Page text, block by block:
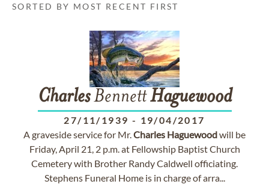
SORTED BY MOST RECENT FIRST
CharlesBennettHaguewood
27/11/1939 - 19/04/2017
A graveside service for Mr.Charles Haguewoodwill be
Friday, April 21, 2 p.m. at Fellowship Baptist Church
Cemetery with Brother Randy Caldwell officiating.
Stephens Funeral Home is in charge of arra...